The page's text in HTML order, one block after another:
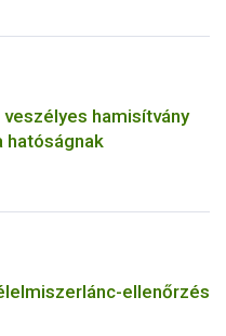
hamisítvány
hatóságnak
ellenőrzés